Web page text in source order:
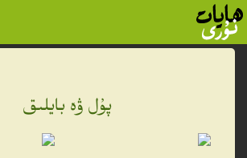
پۇل ۋە بايلىق